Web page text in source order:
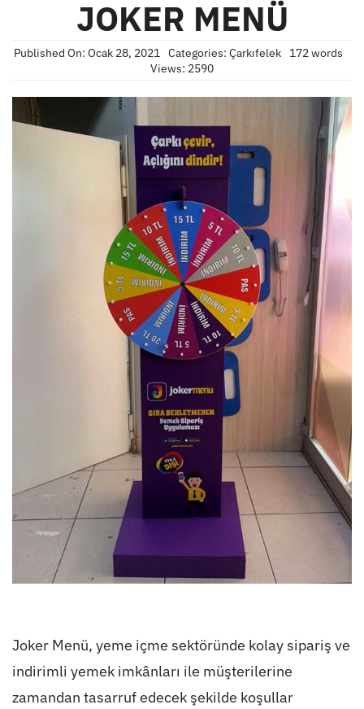
JOKER MENÜ
Published On: Ocak 28, 2021 Categories: Çarkıfelek
172 words
Views: 2590
Joker Menü, yeme içme sektöründe kolay sipariş ve
indirimli yemek imkânları ile müşterilerine
zamandan tasarruf edecek şekilde koşullar